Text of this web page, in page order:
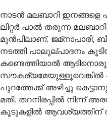
നാടന്‍ മലബാറി ഇനങ്ങളെ
ലിറ്റര്‍ പാല്‍ തരുന്ന
മുന്‍പിലാണ്. ജമ്‌നാപാരി,
നടത്തി പാലുല്പാദനം
കണ്ടെത്തിയാല്‍
സൗകര്യമേയുള്ളൂവെങ്കില്‍ 4-
പുറത്തേക്ക് അഴിച്ചു
മതി. തറനിരപ്പില്‍ നിന്ന്
കൂടുകളില്‍ ആവശ്യത്തിന്